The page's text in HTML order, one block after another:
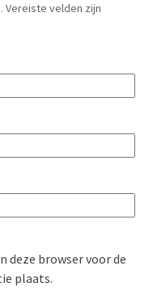
Vereiste velden zijn
deze browser voor de
plaats.